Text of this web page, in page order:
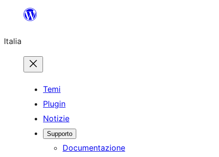
contenuto
Italia
Temi
Plugin
Notizie
Supporto
Documentazione